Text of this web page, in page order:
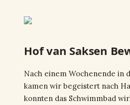
Hof van Saksen
Nach einem Wochenende in
kamen wir begeistert nach
konnten das Schwimmbad